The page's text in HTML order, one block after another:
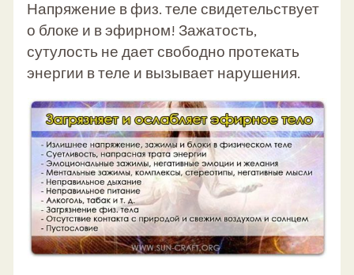
Напряжение в физ. теле свидетельствует
о блоке и в эфирном! Зажатость,
сутулость не дает свободно протекать
энергии в теле и вызывает нарушения.